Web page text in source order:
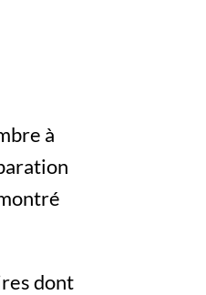
à
dont